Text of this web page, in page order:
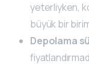
yeterliyken,
büyük bir
Depolama